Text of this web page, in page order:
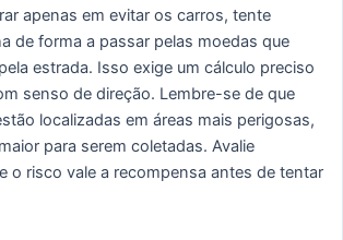
apenas em evitar os carros, tente
de forma a passar pelas moedas que
estrada. Isso exige um cálculo preciso
senso de direção. Lembre-se de que
localizadas em áreas mais perigosas,
para serem coletadas. Avalie
o risco vale a recompensa antes de tentar